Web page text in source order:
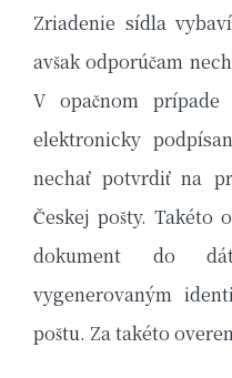
Zriadenie sídla
avšak odporúčam
V opačnom
elektronicky
nechať potvrdiť na
Českej pošty. Takéto
dokument do
vygenerovaným
poštu. Za takéto